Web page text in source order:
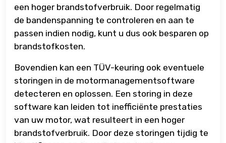
een hoger brandstofverbruik. Door regelmatig
de bandenspanning te controleren en aan te
passen indien nodig, kunt u dus ook besparen op
brandstofkosten.
Bovendien kan een TÜV-keuring ook eventuele
storingen in de motormanagementsoftware
detecteren en oplossen. Een storing in deze
software kan leiden tot inefficiënte prestaties
van uw motor, wat resulteert in een hoger
brandstofverbruik. Door deze storingen tijdig te